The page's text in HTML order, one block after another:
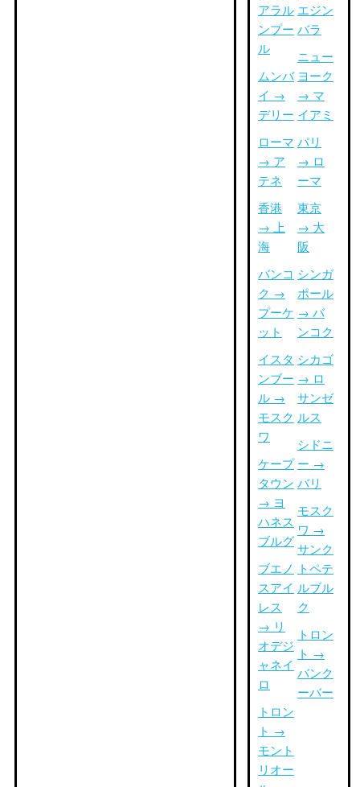
アラル
ンプー
ル
ムンバ
イ →
デリー
ローマ
→ ア
テネ
香港
→ 上
海
バンコ
ク →
プーケ
ット
イスタ
ンブー
ル →
モスク
ワ
ケープ
タウン
→ ヨ
ハネス
ブルグ
ブエノ
スアイ
レス
→ リ
オデジ
ャネイ
ロ
トロン
ト →
モント
リオー
エジン
バラ
ニュー
ヨーク
→ マ
イアミ
パリ
→ ロ
ーマ
東京
→ 大
阪
シンガ
ポール
→ バ
ンコク
シカゴ
→ ロ
サンゼ
ルス
シドニ
ー →
バリ
モスク
ワ →
サンク
トペテ
ルブル
ク
トロン
ト →
バンク
ーバー